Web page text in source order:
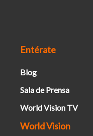
Entérate
Blog
Sala de Prensa
World Vision TV
World Vision